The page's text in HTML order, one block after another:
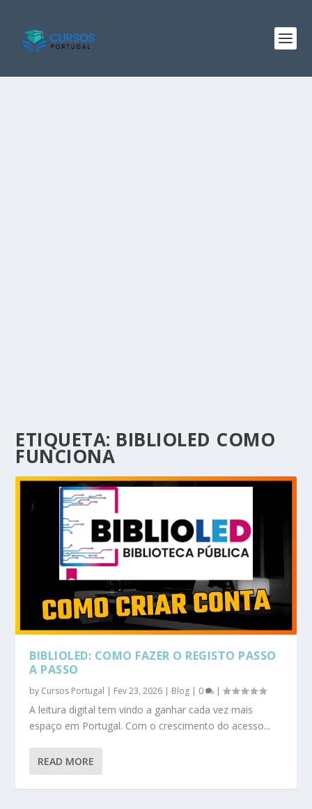
ETIQUETA: BIBLIOLED COMO
FUNCIONA
BIBLIOLED: COMO FAZER O REGISTO PASSO
A PASSO
by Cursos Portugal | Fev 23, 2026 | Blog | 0 |
A leitura digital tem vindo a ganhar cada vez mais
espaço em Portugal. Com o crescimento do acesso...
READ MORE